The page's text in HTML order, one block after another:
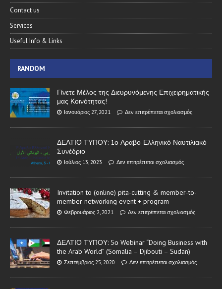
Contact us
Services
Useful Info & Links
RANDOM
Γίνετε Μέλος της Διευρυνόμενης Επιχειρηματικής
μας Κοινότητας!
Ιανουάριος 27, 2021 Δεν επιτρέπεται σχολιασμός
ΔΕΛΤΙΟ ΤΥΠΟΥ: 1ο Αραβο-Ελληνικό Ναυτιλιακό
Συνέδριο
Ιούλιος 13, 2023 Δεν επιτρέπεται σχολιασμός
Invitation to (online) pita-cutting & member-to-
member networking event + program
Φεβρουάριος 2, 2021 Δεν επιτρέπεται σχολιασμός
ΔΕΛΤΙΟ ΤΥΠΟΥ: 5ο Webinar “Doing Business with
the Arab World” (Somalia – Djibouti – Sudan)
Σεπτέμβριος 25, 2020 Δεν επιτρέπεται σχολιασμός